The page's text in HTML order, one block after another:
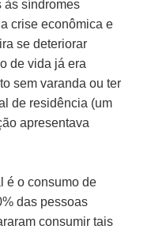
às síndromes
crise econômica e
se deteriorar
de vida já era
sem varanda ou ter
de residência (um
apresentava
é o consumo de
das pessoas
consumir tais